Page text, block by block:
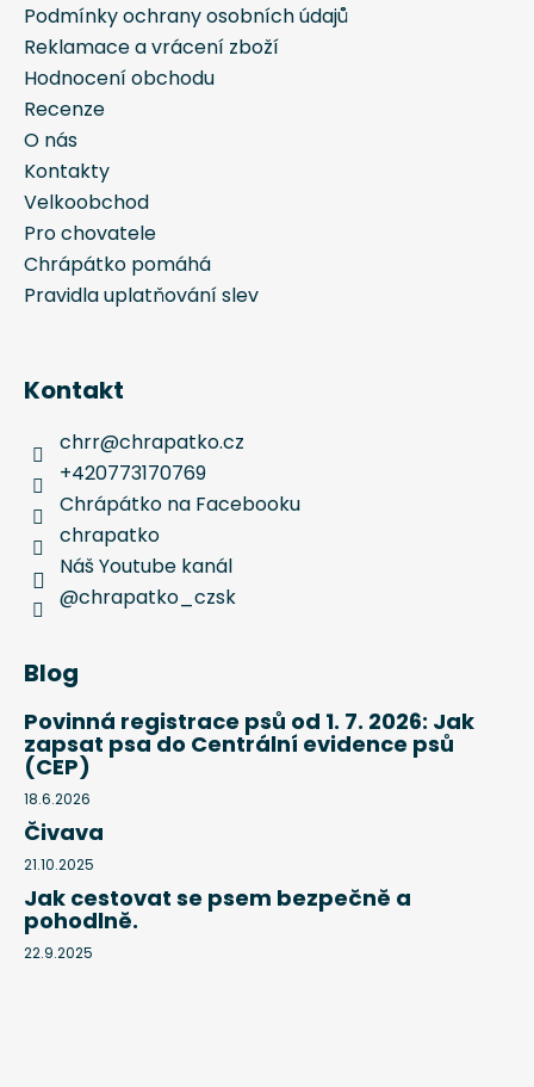
Podmínky ochrany osobních údajů
Reklamace a vrácení zboží
Hodnocení obchodu
Recenze
O nás
Kontakty
Velkoobchod
Pro chovatele
Chrápátko pomáhá
Pravidla uplatňování slev
Kontakt
chrr@chrapatko.cz
+420773170769
Chrápátko na Facebooku
chrapatko
Náš Youtube kanál
@chrapatko_czsk
Blog
Povinná registrace psů od 1. 7. 2026: Jak
zapsat psa do Centrální evidence psů
(CEP)
18.6.2026
Čivava
21.10.2025
Jak cestovat se psem bezpečně a
pohodlně.
22.9.2025